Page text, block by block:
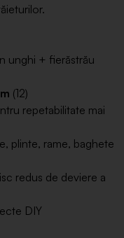
unghi + fierăstrău
(12)
repetabilitate mai
plinte, rame, baghete
redus de deviere a
DIY